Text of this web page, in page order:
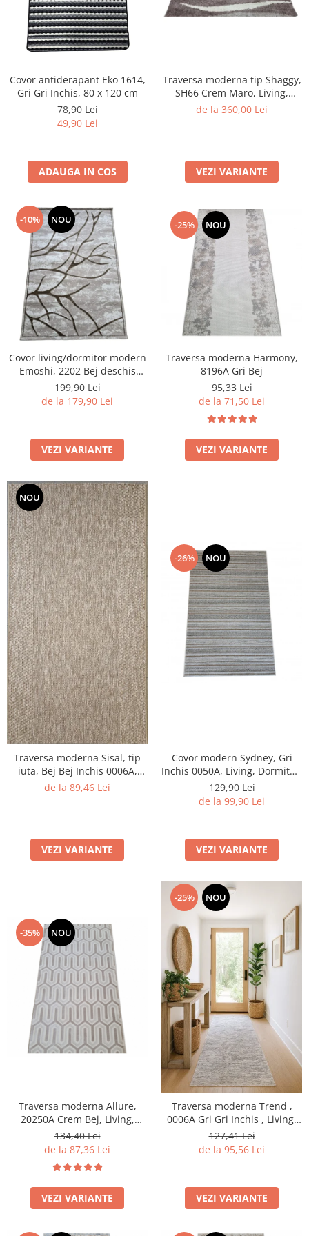
Covor antiderapant Eko 1614,
Gri Gri Inchis, 80 x 120 cm
78,90 Lei
49,90 Lei
ADAUGA IN COS
Traversa moderna tip Shaggy,
SH66 Crem Maro, Living,
Dormitor
de la 360,00 Lei
VEZI VARIANTE
-10% NOU
Covor living/dormitor modern
Emoshi, 2202 Bej deschis
Maro
199,90 Lei
de la 179,90 Lei
VEZI VARIANTE
-25% NOU
Traversa moderna Harmony,
8196A Gri Bej
95,33 Lei
de la 71,50 Lei
VEZI VARIANTE
NOU
Traversa moderna Sisal, tip
iuta, Bej Bej Inchis 0006A,
Living, Dormitor, Hol,
de la 89,46 Lei
VEZI VARIANTE
-26% NOU
Covor modern Sydney, Gri
Inchis 0050A, Living, Dormitor,
Hol, Bucatarie, 200 x 290 cm
129,90 Lei
de la 99,90 Lei
VEZI VARIANTE
-35% NOU
Traversa moderna Allure,
20250A Crem Bej, Living,
Dormitor, Hol
134,40 Lei
de la 87,36 Lei
VEZI VARIANTE
-25% NOU
Traversa moderna Trend ,
0006A Gri Gri Inchis , Living,
Dormitor, Hol
127,41 Lei
de la 95,56 Lei
VEZI VARIANTE